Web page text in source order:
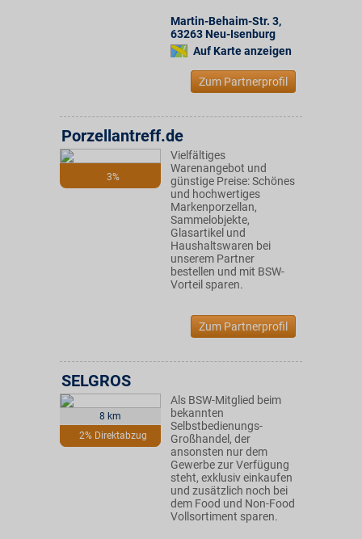
Martin-Behaim-Str. 3,
63263 Neu-Isenburg
Auf Karte anzeigen
Zum Partnerprofil
3%
Porzellantreff.de
Vielfältiges
Warenangebot und
günstige Preise: Schönes
und hochwertiges
Markenporzellan,
Sammelobjekte,
Glasartikel und
Haushaltswaren bei
unserem Partner
bestellen und mit BSW-
Vorteil sparen.
Zum Partnerprofil
8 km
2% Direktabzug
SELGROS
Als BSW-Mitglied beim
bekannten
Selbstbedienungs-
Großhandel, der
ansonsten nur dem
Gewerbe zur Verfügung
steht, exklusiv einkaufen
und zusätzlich noch bei
dem Food und Non-Food
Vollsortiment sparen.